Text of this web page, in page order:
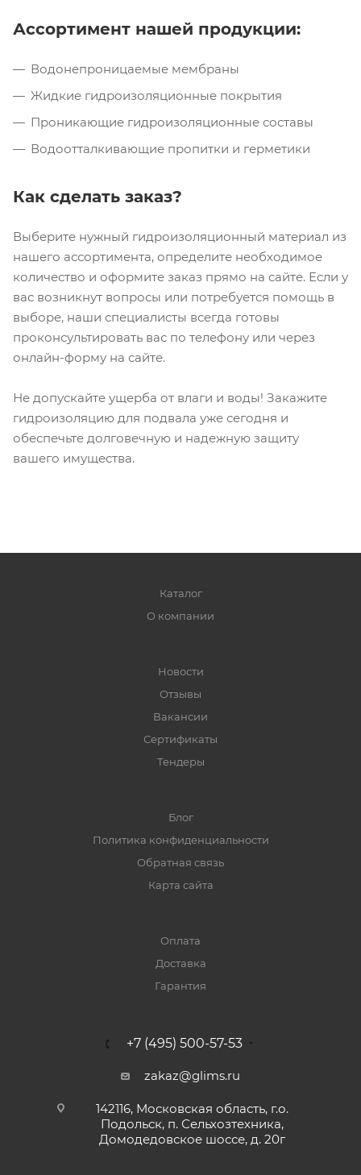
Ассортимент нашей продукции:
Водонепроницаемые мембраны
Жидкие гидроизоляционные покрытия
Проникающие гидроизоляционные составы
Водоотталкивающие пропитки и герметики
Как сделать заказ?
Выберите нужный гидроизоляционный материал из
нашего ассортимента, определите необходимое
количество и оформите заказ прямо на сайте. Если у
вас возникнут вопросы или потребуется помощь в
выборе, наши специалисты всегда готовы
проконсультировать вас по телефону или через
онлайн-форму на сайте.
Не допускайте ущерба от влаги и воды! Закажите
гидроизоляцию для подвала уже сегодня и
обеспечьте долговечную и надежную защиту
вашего имущества.
Каталог
О компании
Новости
Отзывы
Вакансии
Сертификаты
Тендеры
Блог
Политика конфиденциальности
Обратная связь
Карта сайта
Оплата
Доставка
Гарантия
+7 (495) 500-57-53
zakaz@glims.ru
142116, Московская область, г.о.
Подольск, п. Сельхозтехника,
Домодедовское шоссе, д. 20г